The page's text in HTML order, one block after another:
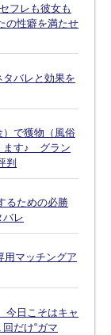
フレも彼女も
の性癖を満たせ
バレと効果を
で獲物（風俗
ます♪ グラン
判
るための必勝
レ
用マッチングア
日こそはキャ
だけ“ガマ